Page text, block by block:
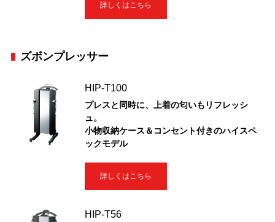
詳しくはこちら
ズボンプレッサー
HIP-T100
プレスと同時に、上着の匂いもリフレッシ
ュ。
小物収納ケース＆コンセント付きのハイスペ
ックモデル
詳しくはこちら
HIP-T56